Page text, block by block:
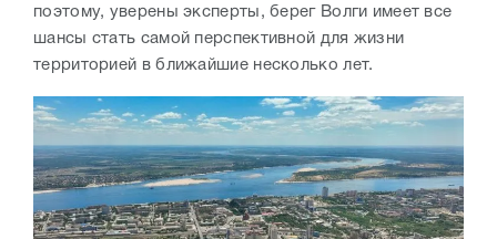
поэтому, уверены эксперты, берег Волги имеет все
шансы стать самой перспективной для жизни
территорией в ближайшие несколько лет.